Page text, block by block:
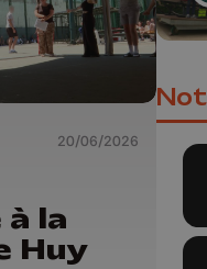
20/06/2026
à la
Huy